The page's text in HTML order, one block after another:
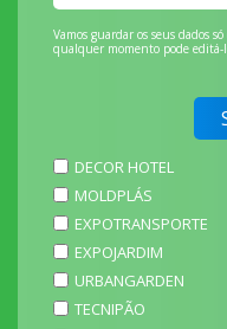
Vamos guardar os seus dados
qualquer momento pode editá-
DECOR HOTEL
MOLDPLÁS
EXPOTRANSPORTE
EXPOJARDIM
URBANGARDEN
TECNIPÃO